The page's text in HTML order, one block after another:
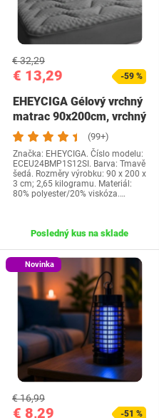
€ 13,29
€ 32,29
-59 %
EHEYCIGA Gélový vrchný
matrac 90x200cm, vrchný
matrac…
(99+)
Značka: EHEYCIGA. Číslo modelu:
ECEU24BMP1S12SI. Barva: Tmavě
šedá. Rozměry výrobku: 90 x 200 x
3 cm; 2,65 kilogramu. Materiál:
80% polyester/20% viskóza.…
Posledný kus na sklade
Novinka
€ 8,29
€ 16,99
-51 %